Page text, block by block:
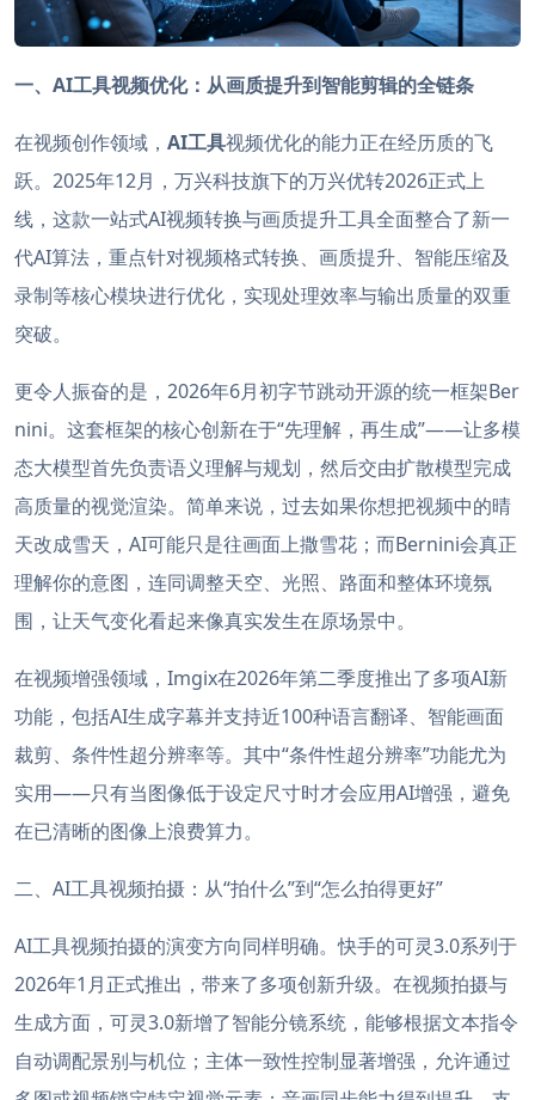
一、AI工具视频优化：从画质提升到智能剪辑的全链条
在视频创作领域， AI工具视频优化的能力正在经历质的飞
跃。2025年12月，万兴科技旗下的万兴优转2026正式上
线，这款一站式AI视频转换与画质提升工具全面整合了新一
代AI算法，重点针对视频格式转换、画质提升、智能压缩及
录制等核心模块进行优化，实现处理效率与输出质量的双重
突破。
更令人振奋的是，2026年6月初字节跳动开源的统一框架Ber
nini。这套框架的核心创新在于“先理解，再生成”——让多模
态大模型首先负责语义理解与规划，然后交由扩散模型完成
高质量的视觉渲染。简单来说，过去如果你想把视频中的晴
天改成雪天，AI可能只是往画面上撒雪花；而Bernini会真正
理解你的意图，连同调整天空、光照、路面和整体环境氛
围，让天气变化看起来像真实发生在原场景中。
在视频增强领域，Imgix在2026年第二季度推出了多项AI新
功能，包括AI生成字幕并支持近100种语言翻译、智能画面
裁剪、条件性超分辨率等。其中“条件性超分辨率”功能尤为
实用——只有当图像低于设定尺寸时才会应用AI增强，避免
在已清晰的图像上浪费算力。
二、AI工具视频拍摄：从“拍什么”到“怎么拍得更好”
AI工具视频拍摄的演变方向同样明确。快手的可灵3.0系列于
2026年1月正式推出，带来了多项创新升级。在视频拍摄与
生成方面，可灵3.0新增了智能分镜系统，能够根据文本指令
自动调配景别与机位；主体一致性控制显著增强，允许通过